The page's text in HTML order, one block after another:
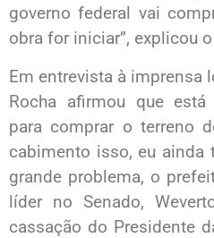
governo federal vai
obra for iniciar”, explicou
Em entrevista à imprensa
Rocha afirmou que está
para comprar o terreno
cabimento isso, eu ainda
grande problema, o
líder no Senado,
cassação do Presidente